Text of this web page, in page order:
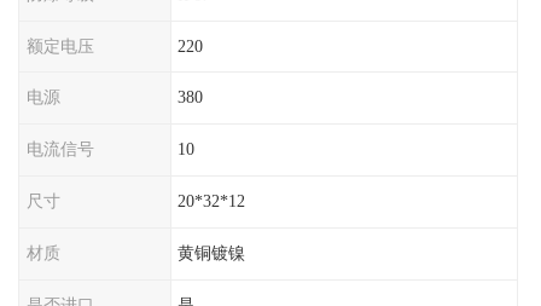
额定电压 220
电源 380
电流信号 10
尺寸 20*32*12
材质 黄铜镀镍